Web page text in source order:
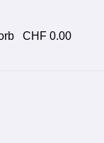
CHF 0.00